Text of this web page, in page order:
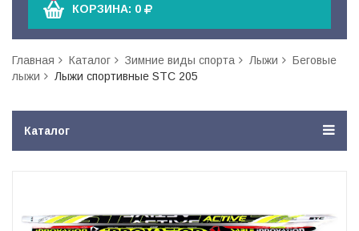
КОРЗИНА: 0
Главная Каталог Зимние виды спорта Лыжи
Беговые
лыжи
Лыжи спортивные STC 205
Каталог